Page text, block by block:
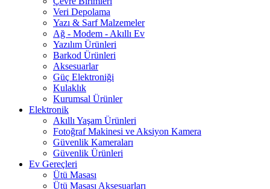
Veri Depolama
Yazı & Sarf Malzemeler
Ağ - Modem - Akıllı Ev
Yazılım Ürünleri
Barkod Ürünleri
Aksesuarlar
Güç Elektroniği
Kulaklık
Kurumsal Ürünler
Elektronik
Akıllı Yaşam Ürünleri
Fotoğraf Makinesi ve Aksiyon Kamera
Güvenlik Kameraları
Güvenlik Ürünleri
Ev Gereçleri
Ütü Masası
Ütü Masası Aksesuarları